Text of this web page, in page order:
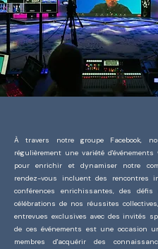
À travers notre groupe Facebook,
régulièrement une variété
pour enrichir et dynamiser notre
rendez-vous incluent des rencontres
conférences enrichissantes, des défis
célébrations de nos réussites
entrevues exclusives avec des invités
de ces événements est une occasion
membres d'acquérir des